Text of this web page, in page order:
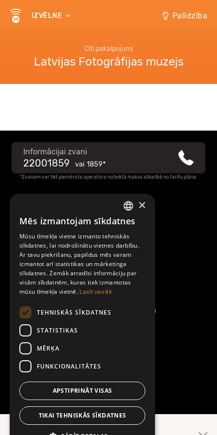
IZVĒLNE Palīdzība
Citi pakalpojumi
Latvijas Fotogrāfijas muzejs
Informācijai zvani
22001859 vai 1859*
*Zvanam var tikt piemērota operatora noteiktā maksa atkarībā no tarifu plāna.
Par Mobilly
Noteikumi un līgumi
Kontakti
LATVIAN
ENGLISH
×
Mēs izmantojam sīkdatnes
Mūsu tīmekļa vietne izmanto tehniskās
sīkdatnes, lai nodrošinātu vietnes darbību.
Ar tavu piekrišanu, papildus mēs varam
izmantot arī statistikas un mārketinga
sīkdatnes. Zemāk atradīsi informāciju par
visām sīkdatnēm, kuras tiek izmantotas
mūsu tīmekļa vietnē. Lasīt vairāk
TEHNISKĀS SĪKDATNES
STATISTIKAS
MĒRĶA
FUNKCIONALITĀTES
APSTIPRINĀT VISAS
TIKAI TEHNISKĀS SĪKDATNES